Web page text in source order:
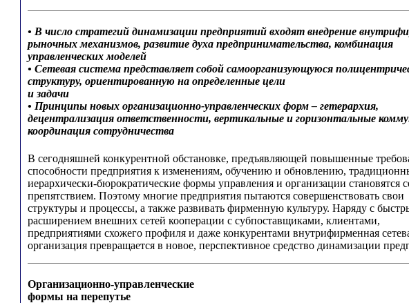
• В число стратегий динамизации предприятий входят внедрение
рыночных механизмов, развитие духа предпринимательства, комбинация
управленческих моделей
• Сетевая система представляет собой самоорганизующуюся
структуру, ориентированную на определенные цели
и задачи
• Принципы новых организационно-управленческих форм – гетерархия,
децентрализация ответственности, вертикальные и горизонтальные
координация сотрудничества
В сегодняшней конкурентной обстановке, предъявляющей повышенные
способности предприятия к изменениям, обучению и обновлению,
иерархически-бюрократические формы управления и организации становятся
препятствием. Поэтому многие предприятия пытаются совершенствовать свои
структуры и процессы, а также развивать фирменную культуру. Наряду с
расширением внешних сетей кооперации с субпоставщиками, клиентами,
предприятиями схожего профиля и даже конкурентами внутрифирменная
организация превращается в новое, перспективное средство динамизации
Организационно-управленческие
формы на перепутье